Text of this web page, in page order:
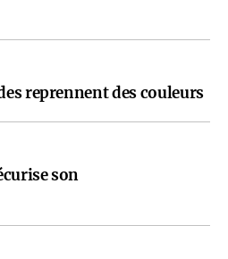
reprennent des couleurs
son